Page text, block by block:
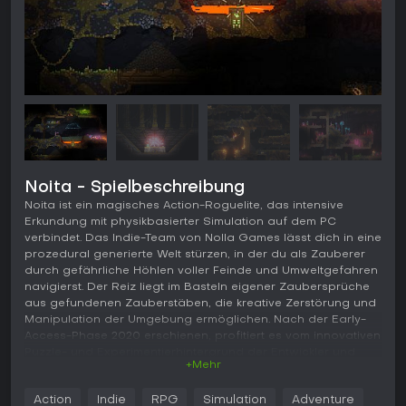
Noita - Spielbeschreibung
Noita ist ein magisches Action-Roguelite, das intensive
Erkundung mit physikbasierter Simulation auf dem PC
verbindet. Das Indie-Team von Nolla Games lässt dich in eine
prozedural generierte Welt stürzen, in der du als Zauberer
durch gefährliche Höhlen voller Feinde und Umweltgefahren
navigierst. Der Reiz liegt im Basteln eigener Zaubersprüche
aus gefundenen Zauberstäben, die kreative Zerstörung und
Manipulation der Umgebung ermöglichen. Nach der Early-
Access-Phase 2020 erschienen, profitiert es vom innovativen
bietet in Pixel-Art-Ästhetik Entdeckungen und
+Mehr
Action Indie RPG Simulation Adventure